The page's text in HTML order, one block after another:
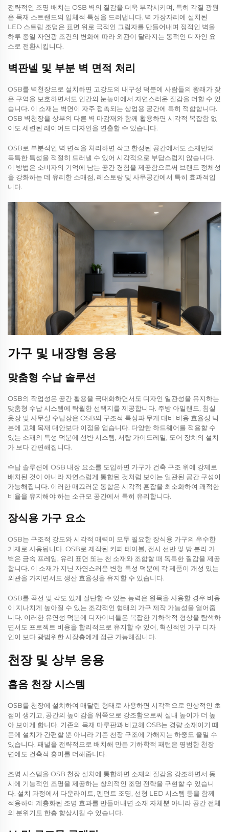
전략적인 조명 배치는 OSB 벽의 질감을 더욱 부각시키며, 특히 각질 광원
은 목재 스트랜드의 입체적 특성을 드러냅니다. 벽 가장자리에 설치된
LED 스트립 조명은 표면 위로 극적인 그림자를 만들어내며 정적인 벽을
하루 종일 자연광 조건의 변화에 따라 외관이 달라지는 동적인 디자인 요
소로 전환시킵니다.
벽판넬 및 부분 벽 면적 처리
OSB를 벽천장으로 설치하면 고강도의 내구성 덕분에 사람들의 왕래가 잦
은 구역을 보호하면서도 인간의 눈높이에서 자연스러운 질감을 더할 수 있
습니다. 이 소재는 벽면이 자주 접촉되는 상업용 공간에 특히 적합합니다.
OSB 벽천장을 상부의 다른 벽 마감재와 함께 활용하면 시각적 복잡함 없
이도 세련된 레이어드 디자인을 연출할 수 있습니다.
OSB로 부분적인 벽 면적을 처리하면 작고 한정된 공간에서도 소재만의
독특한 특성을 적절히 드러낼 수 있어 시각적으로 부담스럽지 않습니다.
이 방법은 소비자의 기억에 남는 공간 경험을 제공함으로써 브랜드 정체성
을 강화하는 데 유리한 소매점, 레스토랑 및 사무공간에서 특히 효과적입
니다.
가구 및 내장형 응용
맞춤형 수납 솔루션
OSB의 작업성은 공간 활용을 극대화하면서도 디자인 일관성을 유지하는
맞춤형 수납 시스템에 탁월한 선택지를 제공합니다. 주방 아일랜드, 침실
옷장 및 사무실 수납장은 OSB의 구조적 특성과 무게 대비 비용 효율성 덕
분에 고체 목재 대안보다 이점을 얻습니다. 다양한 하드웨어를 적용할 수
있는 소재의 특성 덕분에 선반 시스템, 서랍 가이드레일, 도어 장치의 설치
가 보다 간편해집니다.
수납 솔루션에 OSB 내장 요소를 도입하면 가구가 건축 구조 위에 강제로
배치된 것이 아니라 자연스럽게 통합된 것처럼 보이는 일관된 공간 구성이
가능해집니다. 이러한 매끄러운 통합은 시각적 혼잡을 최소화하여 쾌적한
비율을 유지해야 하는 소규모 공간에서 특히 유리합니다.
장식용 가구 요소
OSB는 구조적 강도와 시각적 매력이 모두 필요한 장식용 가구의 우수한
기재로 사용됩니다. OSB로 제작된 커피 테이블, 전시 선반 및 방 분리 가
벽은 금속 프레임, 유리 표면 또는 천 소재와 조합할 때 독특한 질감을 제공
합니다. 이 소재가 지닌 자연스러운 변형 특성 덕분에 각 제품이 개성 있는
외관을 가지면서도 생산 효율성을 유지할 수 있습니다.
OSB를 곡선 및 각도 있게 절단할 수 있는 능력은 원목을 사용할 경우 비용
이 지나치게 높아질 수 있는 조각적인 형태의 가구 제작 가능성을 열어줍
니다. 이러한 유연성 덕분에 디자이너들은 복잡한 기하학적 형상을 탐색하
면서도 프로젝트 비용을 합리적으로 유지할 수 있어, 혁신적인 가구 디자
인이 보다 광범위한 시장층에게 접근 가능해집니다.
천장 및 상부 응용
흡음 천장 시스템
OSB를 천장에 설치하여 매달린 형태로 사용하면 시각적으로 인상적인 초
점이 생기고, 공간의 높이감을 위쪽으로 강조함으로써 실내 높이가 더 높
아 보이게 합니다. 기존의 목재 마루판과 비교해 OSB는 경량 소재이기 때
문에 설치가 간편할 뿐 아니라 기존 천장 구조에 가해지는 하중도 줄일 수
있습니다. 패널을 전략적으로 배치해 만든 기하학적 패턴은 평범한 천장
면에도 건축적 흥미를 더해줍니다.
조명 시스템을 OSB 천장 설치에 통합하면 소재의 질감을 강조하면서 동
시에 기능적인 조명을 제공하는 창의적인 조명 전략을 구현할 수 있습니
다. 설치 과정에서 다운라이트, 펜던트 조명, 선형 LED 시스템 등을 함께
적용하여 계층화된 조명 효과를 만들어내면 소재 자체뿐 아니라 공간 전체
의 분위기도 한층 향상시킬 수 있습니다.